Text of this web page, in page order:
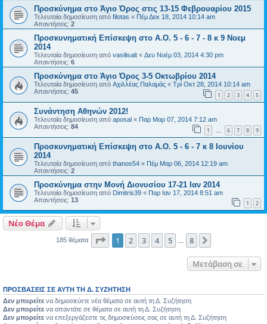
Προσκύνημα στο Άγιο Όρος στις 13-15 Φεβρουαρίου 2015
Τελευταία δημοσίευση από filotas « Πέμ Δεκ 18, 2014 10:14 am
Απαντήσεις: 2
Προσκυνηματική Επίσκεψη στο Α.Ο. 5 - 6 - 7 - 8 κ 9 Νοεμ
2014
Τελευταία δημοσίευση από vasilisalt « Δευ Νοέμ 03, 2014 4:30 pm
Απαντήσεις: 6
Προσκύνημα στο Άγιο Όρος 3-5 Οκτωβρίου 2014
Τελευταία δημοσίευση από Αχιλλέας Παλαμάς « Τρί Οκτ 28, 2014 10:14 am
Απαντήσεις: 45 1 2 3 4 5
Συνάντηση Αθηνών 2012!
Τελευταία δημοσίευση από aposal « Παρ Μαρ 07, 2014 7:12 am
Απαντήσεις: 84 1 … 6 7 8 9
Προσκυνηματική Επίσκεψη στο Α.Ο. 5 - 6 - 7 κ 8 Ιουνίου
2014
Τελευταία δημοσίευση από thanos54 « Πέμ Μαρ 06, 2014 12:19 am
Απαντήσεις: 2
Προσκύνημα στην Μονή Διονυσίου 17-21 Ιαν 2014
Τελευταία δημοσίευση από Dimitris39 « Παρ Ιαν 17, 2014 8:51 am
Απαντήσεις: 13 1 2
Νέο Θέμα
185 θέματα Σελίδα από8
1 2 3 4 5 8
Μετάβαση σε
ΠΡΟΣΒΆΣΕΙΣ ΣΕ ΑΥΤΉ ΤΗ Δ. ΣΥΖΉΤΗΣΗ
Δεν μπορείτε να δημοσιεύετε νέα θέματα σε αυτή τη Δ. Συζήτηση
Δεν μπορείτε να απαντάτε σε θέματα σε αυτή τη Δ. Συζήτηση
Δεν μπορείτε να επεξεργάζεστε τις δημοσιεύσεις σας σε αυτή τη Δ. Συζήτηση